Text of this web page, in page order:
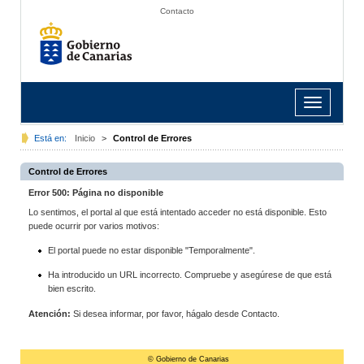
Contacto
Toggle
navigation
Está en: Inicio > Control de Errores
Control de Errores
Error 500: Página no disponible
Lo sentimos, el portal al que está intentado acceder no está disponible. Esto
puede ocurrir por varios motivos:
El portal puede no estar disponible "Temporalmente".
Ha introducido un URL incorrecto. Compruebe y asegúrese de que está
bien escrito.
Atención: Si desea informar, por favor, hágalo desde Contacto.
© Gobierno de Canarias